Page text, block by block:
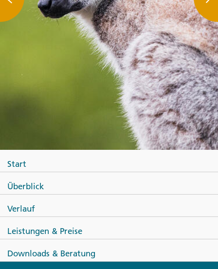
Start
Überblick
Verlauf
Leistungen & Preise
Downloads & Beratung